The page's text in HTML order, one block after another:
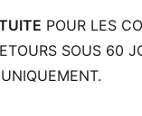
POUR LES
SOUS 60